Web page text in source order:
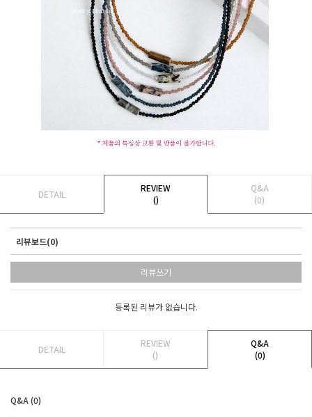
DETAIL
REVIEW
()
Q&A
(0)
리뷰보드(0)
리뷰쓰기
등록된 리뷰가 없습니다.
DETAIL
REVIEW
()
Q&A
(0)
Q&A (0)